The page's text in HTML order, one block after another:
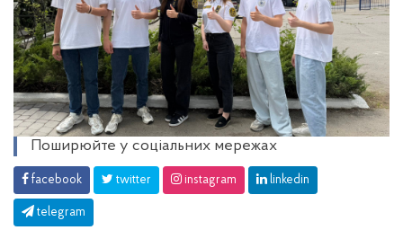
Поширюйте у соціальних мережах
facebook twitter instagram linkedin
telegram